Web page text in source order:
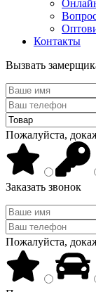
Контакты
Вызвать
Пожалуйста,
Заказать звонок
Пожалуйста,